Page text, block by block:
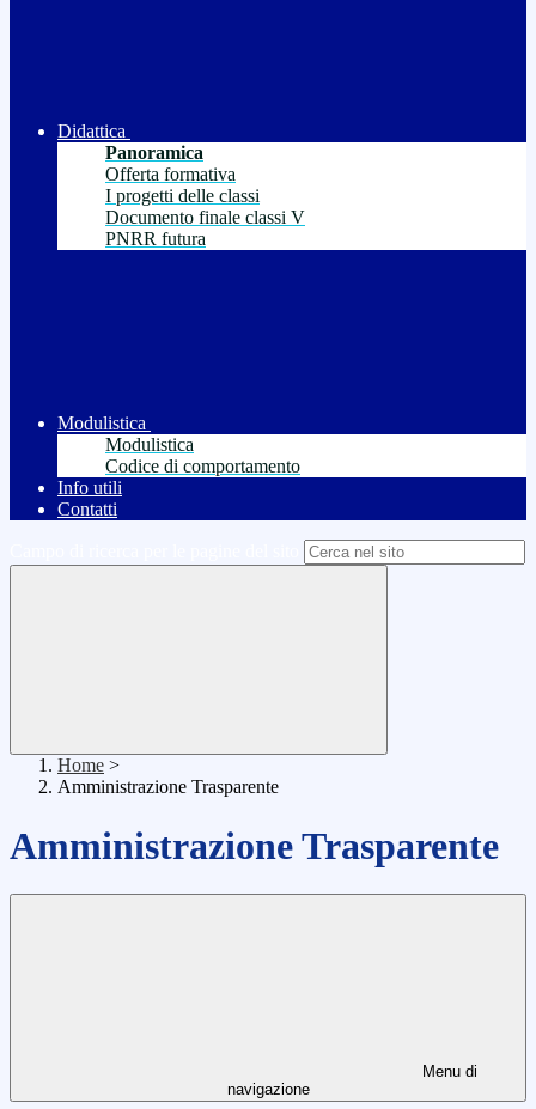
Didattica
Panoramica
Offerta formativa
I progetti delle classi
Documento finale classi V
PNRR futura
Modulistica
Modulistica
Codice di comportamento
Info utili
Contatti
Home >
Amministrazione Trasparente
Amministrazione Trasparente
Menu di
navigazione